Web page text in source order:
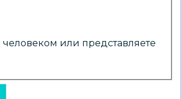
человеком или представляете